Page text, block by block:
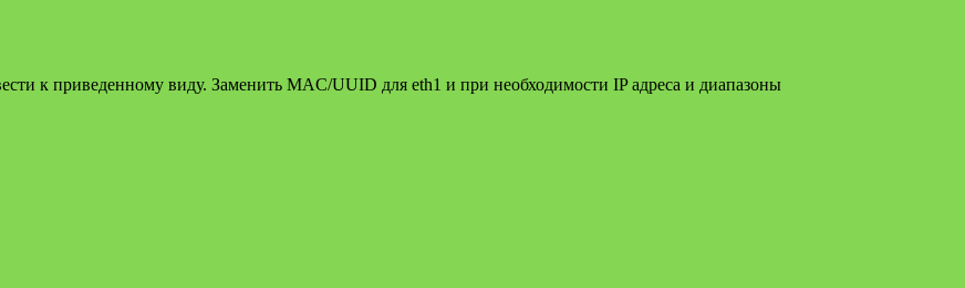
к приведенному виду. Заменить MAC/UUID для eth1 и при необходимости IP адреса и диапазоны